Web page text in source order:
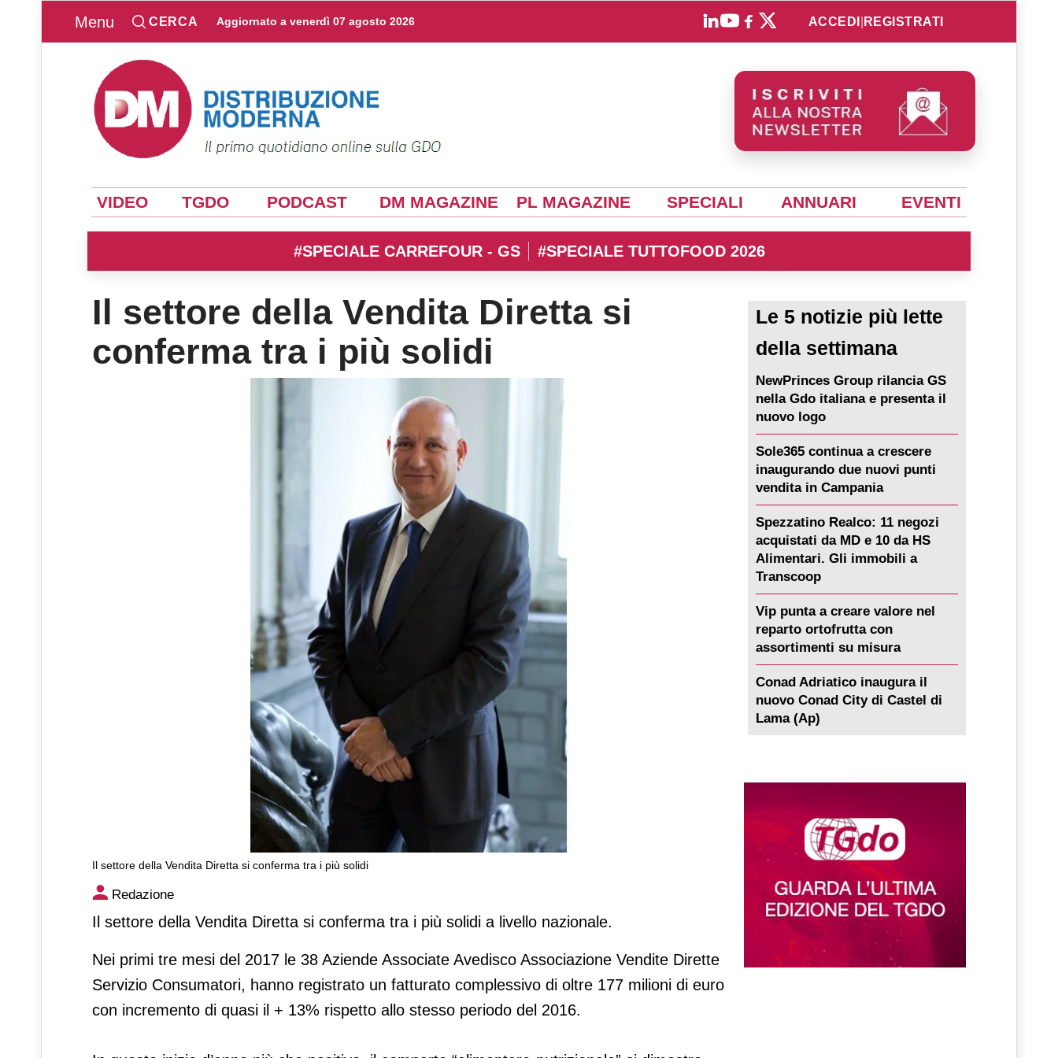
Menu CERCA Aggiornato a venerdì 07 agosto 2026 ACCEDI REGISTRATI
VIDEO TGDO PODCAST DM MAGAZINE PL MAGAZINE SPECIALI ANNUARI EVENTI
#SPECIALE CARREFOUR - GS #SPECIALE TUTTOFOOD 2026
Il settore della Vendita Diretta si
conferma tra i più solidi
Il settore della Vendita Diretta si conferma tra i più solidi
Il settore della Vendita Diretta si conferma tra i più solidi
Redazione
Il settore della Vendita Diretta si conferma tra i più solidi a livello nazionale.
Nei primi tre mesi del 2017 le 38 Aziende Associate Avedisco Associazione Vendite Dirette
Servizio Consumatori, hanno registrato un fatturato complessivo di oltre 177 milioni di euro
con incremento di quasi il + 13% rispetto allo stesso periodo del 2016.
Le 5 notizie più lette
della settimana
NewPrinces Group rilancia GS
nella Gdo italiana e presenta il
nuovo logo
Sole365 continua a crescere
inaugurando due nuovi punti
vendita in Campania
Spezzatino Realco: 11 negozi
acquistati da MD e 10 da HS
Alimentari. Gli immobili a
Transcoop
Vip punta a creare valore nel
reparto ortofrutta con
assortimenti su misura
Conad Adriatico inaugura il
nuovo Conad City di Castel di
Lama (Ap)